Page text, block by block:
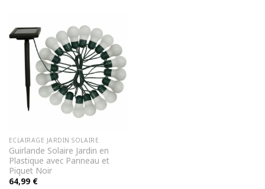
ECLAIRAGE JARDIN SOLAIRE
Guirlande Solaire Jardin en
Plastique avec Panneau et
Piquet Noir
64,99 €